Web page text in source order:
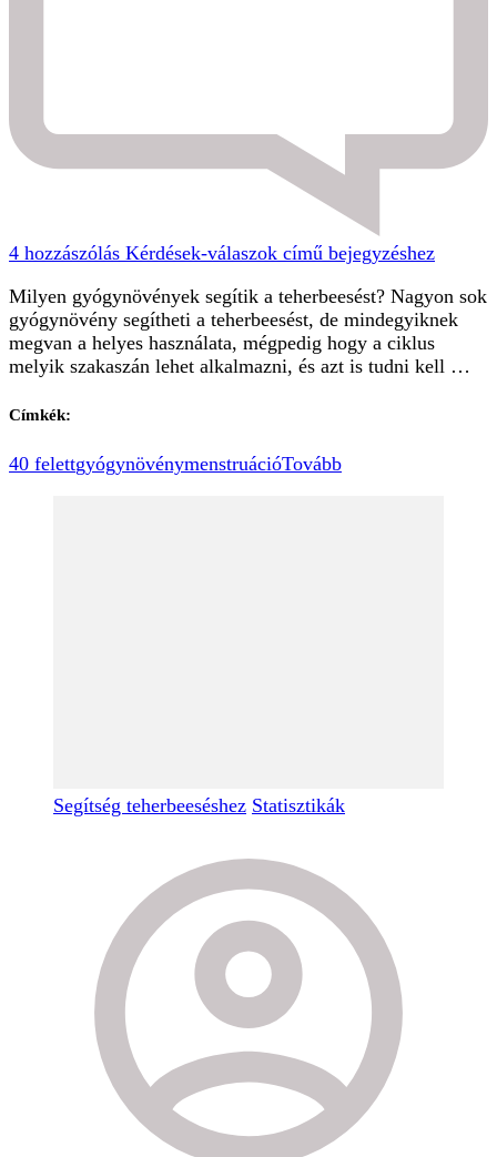
4 hozzászólás Kérdések-válaszok című bejegyzéshez
Milyen gyógynövények segítik a teherbeesést? Nagyon sok
gyógynövény segítheti a teherbeesést, de mindegyiknek
megvan a helyes használata, mégpedig hogy a ciklus
melyik szakaszán lehet alkalmazni, és azt is tudni kell …
Címkék:
40 felettgyógynövénymenstruációTovább
Segítség teherbeeséshez Statisztikák